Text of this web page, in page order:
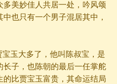
美妙佳人共居一处，吟风颂
也只有一个男子混居其中，
玉大多了，他叫陈叔宝，是
子，也陈朝的最后一任掌舵
的比贾宝玉富贵，其命运结局